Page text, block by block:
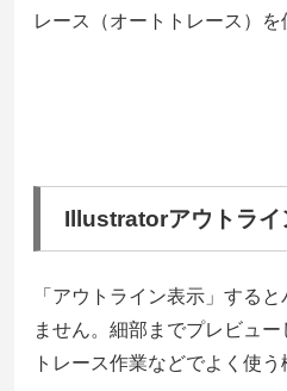
レース（オートトレース）を
Illustratorアウトライ
「アウトライン表示」する
ません。細部までプレビュー
トレース作業などでよく使う